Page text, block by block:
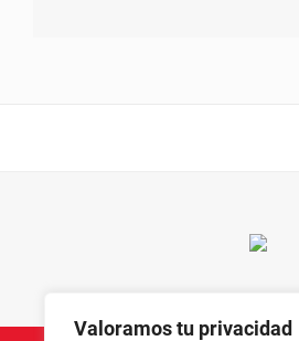
Valoramos tu privacidad